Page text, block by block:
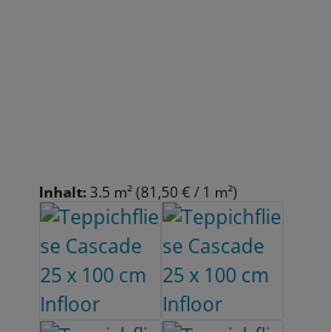
Inhalt:3.5 m²(81,50 € / 1 m²)